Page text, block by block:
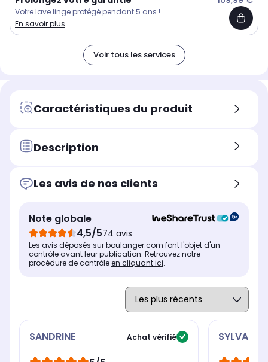
Votre lave linge protégé pendant 5 ans !
En savoir plus
Voir tous les services
Caractéristiques du produit
Description
Les avis de nos clients
Note globale
4,5/574 avis
Les avis déposés sur boulanger.com font l'objet d'un
contrôle avant leur publication. Retrouvez notre
procédure de contrôleen cliquant ici.
SANDRINE Achat vérifié SYLVAIN